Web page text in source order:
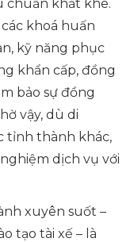
chuẩn khắt khe.
khoá huấn
kỹ năng phục
khẩn cấp, đồng
bảo sự đồng
vậy, dù di
tỉnh thành khác,
dịch vụ với
xuyên suốt –
tạo tài xế – là